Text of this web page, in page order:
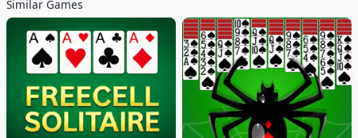
Similar Games